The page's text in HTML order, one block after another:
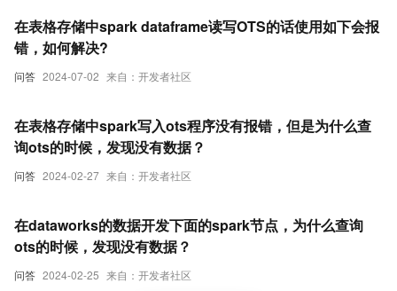
问答 2024-07-02 来自：开发者社区
在表格存储中spark dataframe读写OTS的话使用如下会报
错，如何解决?
问答 2024-02-27 来自：开发者社区
在表格存储中spark写入ots程序没有报错，但是为什么查
询ots的时候，发现没有数据？
问答 2024-02-25 来自：开发者社区
在dataworks的数据开发下面的spark节点，为什么查询
ots的时候，发现没有数据？